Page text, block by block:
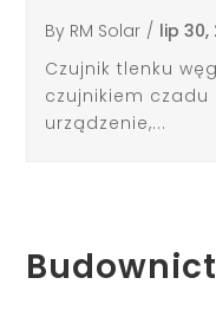
By RM Solar / lip 30,
Czujnik tlenku
czujnikiem
urządzenie,...